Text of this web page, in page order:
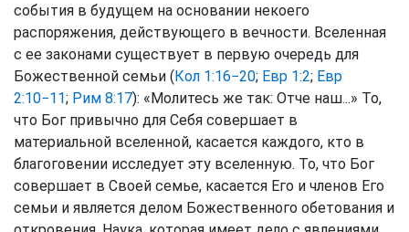
события в будущем на основании некоего
распоряжения, действующего в вечности. Вселенная
с ее законами существует в первую очередь для
Божественной семьи (Кол 1:16−20; Евр 1:2; Евр
2:10−11; Рим 8:17): «Молитесь же так: Отче наш...» То,
что Бог привычно для Себя совершает в
материальной вселенной, касается каждого, кто в
благоговении исследует эту вселенную. То, что Бог
совершает в Своей семье, касается Его и членов Его
семьи и является делом Божественного обетования и